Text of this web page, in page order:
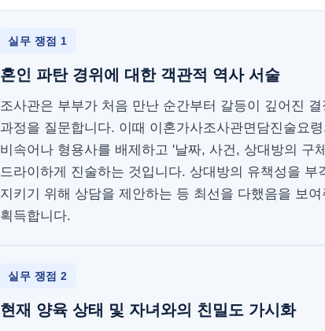
실무 쟁점 1
혼인 파탄 경위에 대한 객관적 역사 서술
조사관은 부부가 처음 만난 순간부터 갈등이 깊어진
과정을 질문합니다. 이때 이혼가사조사관면담진술요
비속어나 형용사를 배제하고 '날짜, 사건, 상대방의 구
드라이하게 진술하는 것입니다. 상대방의 유책성을 부
지키기 위해 상담을 제안하는 등 최선을 다했음을 보
획득합니다.
실무 쟁점 2
현재 양육 상태 및 자녀와의 친밀도 가시화